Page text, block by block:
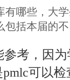
有哪些，大
包括本届的不
考，因
可以